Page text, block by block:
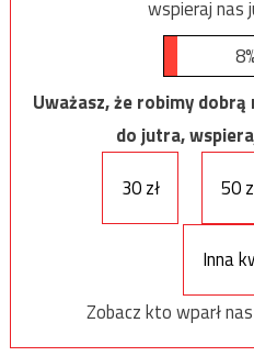
wspieraj nas
8%
Uważasz, że robimy
do jutra,
30 zł
50
Inna
Zobacz kto wparł